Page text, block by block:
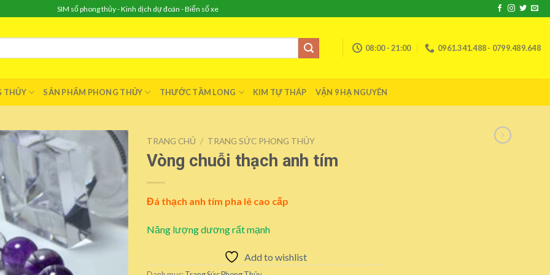
SIM số phong thủy - Kinh dịch dự đoán - Biển số xe
08:00 - 21:00 0961.341.488 - 0799.489.648
THỦY SẢN PHẨM PHONG THỦY THƯỚC TẦM LONG KIM TỰ THÁP VẬN 9 HẠ NGUYÊN
Add to
TRANG CHỦ / TRANG SỨC PHONG THỦY
Vòng chuỗi thạch anh tím
Đá thạch anh tím pha lê cao cấp
Năng lượng dương rất mạnh
Add to wishlist